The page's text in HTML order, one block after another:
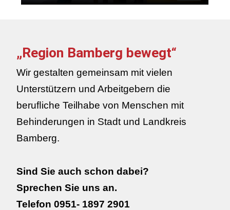
„Region Bamberg bewegt“
Wir gestalten gemeinsam mit vielen
Unterstützern und Arbeitgebern die
beruﬂiche Teilhabe von Menschen mit
Behinderungen in Stadt und Landkreis
Bamberg.
Sind Sie auch schon dabei?
Sprechen Sie uns an.
Telefon 0951- 1897 2901